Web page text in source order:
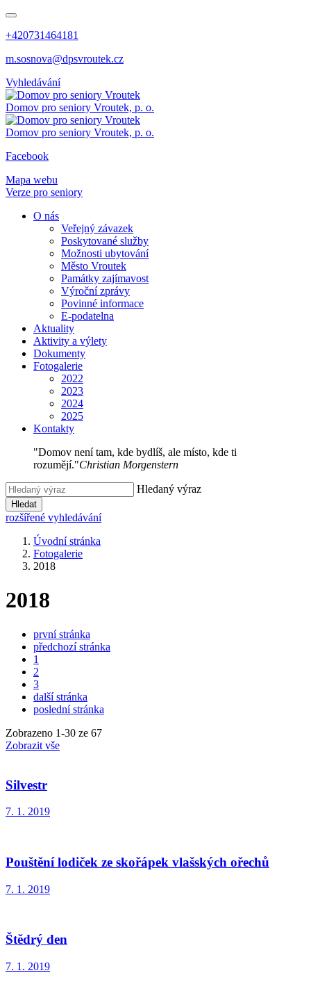
+420731464181
m.sosnova@dpsvroutek.cz
Vyhledávání
Domov pro seniory Vroutek, p. o.
Domov pro seniory Vroutek, p. o.
Facebook
Mapa webu
Verze pro seniory
O nás
Veřejný závazek
Poskytované služby
Možnosti ubytování
Město Vroutek
Památky zajímavost
Výroční zprávy
Povinné informace
E-podatelna
Aktuality
Aktivity a výlety
Dokumenty
Fotogalerie
2022
2023
2024
2025
Kontakty
"Domov není tam, kde bydlíš, ale místo, kde ti
rozumějí."Christian Morgenstern
Hledaný výraz
Hledat
rozšířené vyhledávání
Úvodní stránka
Fotogalerie
2018
2018
první stránka
předchozí stránka
1
2
3
další stránka
poslední stránka
Zobrazeno 1-30 ze 67
Zobrazit vše
Silvestr
7. 1. 2019
Pouštění lodiček ze skořápek vlašských ořechů
7. 1. 2019
Štědrý den
7. 1. 2019